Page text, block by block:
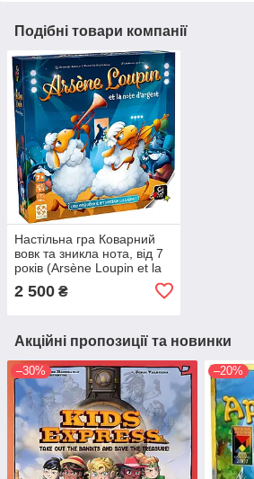
Подібні товари компанії
Настільна гра Коварний
вовк та зникла нота, від 7
років (Arsène Loupin et la
2 500 ₴
Акційні пропозиції та новинки
–30% –20%